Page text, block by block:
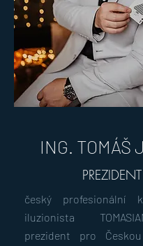
ING. TOMÁŠ
PREZIDENT
český profesionální
iluzionista
prezident pro